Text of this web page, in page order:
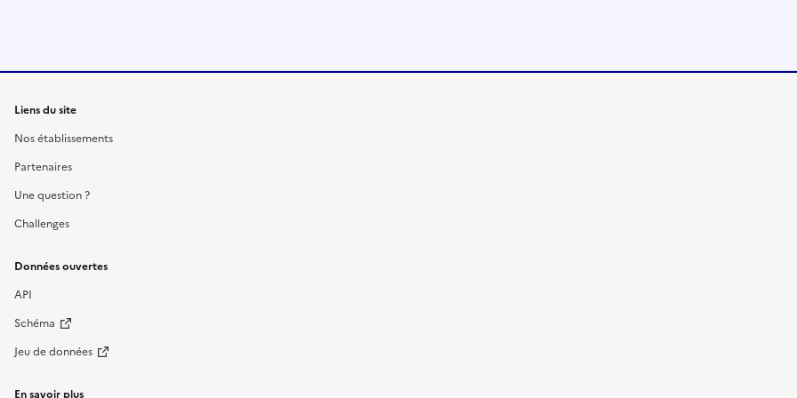
Liens du site
Nos établissements
Partenaires
Une question ?
Challenges
Données ouvertes
API
Schéma
Jeu de données
En savoir plus